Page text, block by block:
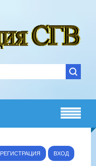
РЕГИСТРАЦИЯ ВХОД